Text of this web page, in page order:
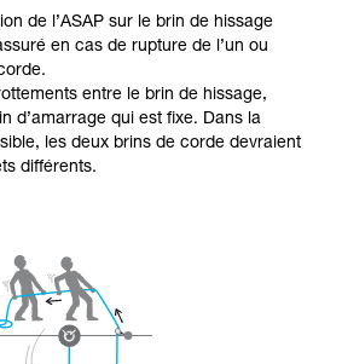
de l’ASAP sur le brin de hissage
en cas de rupture de l’un ou
entre le brin de hissage,
d’amarrage qui est fixe. Dans la
les deux brins de corde devraient
différents.